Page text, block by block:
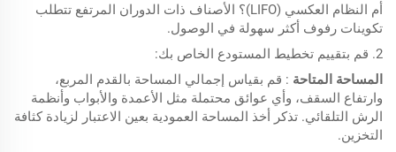
أم النظام العكسي (LIFO)؟ الأصناف ذات الدوران المرتفع تتطلب
تكوينات رفوف أكثر سهولة في الوصول.
2. قم بتقييم تخطيط المستودع الخاص بك:
المساحة المتاحة : قم بقياس إجمالي المساحة بالقدم المربع،
وارتفاع السقف، وأي عوائق محتملة مثل الأعمدة والأبواب وأنظمة
الرش التلقائي. تذكر أخذ المساحة العمودية بعين الاعتبار لزيادة كثافة
التخزين.